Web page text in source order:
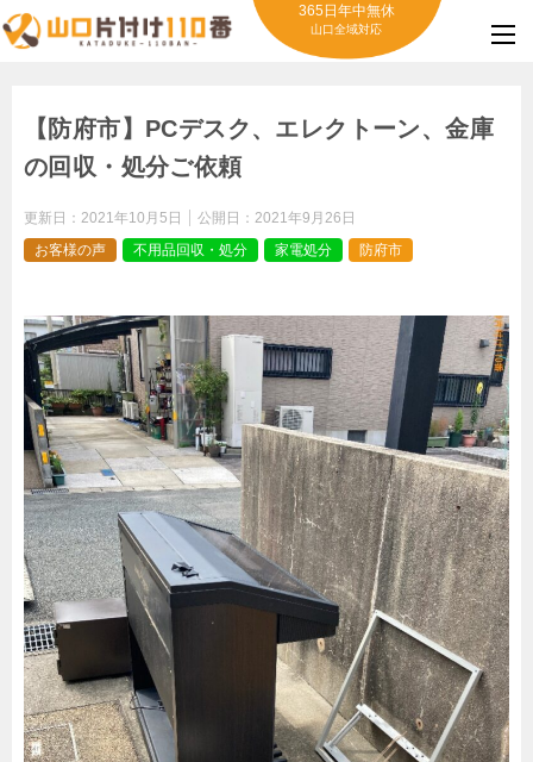
365日年中無休
山口全域対応
【防府市】PCデスク、エレクトーン、金庫
の回収・処分ご依頼
更新日： 2021年10月5日 公開日： 2021年9月26日
お客様の声
不用品回収・処分 家電処分 防府市